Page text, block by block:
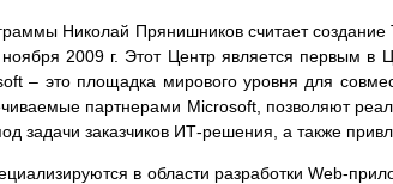
Николай Прянишников считает создание
2009 г. Этот Центр является первым в
– это площадка мирового уровня для
партнерами Microsoft, позволяют
задачи заказчиков ИТ-решения, а также
в области разработки Web-